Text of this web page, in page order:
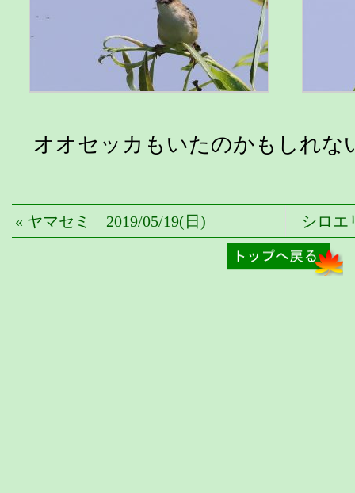
オオセッカもいたのかもしれな
« ヤマセミ 2019/05/19(日) シロエ